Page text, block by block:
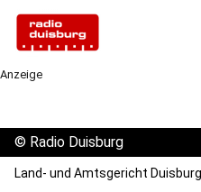
Anzeige
© Radio Duisburg
Land- und Amtsgericht Duisburg